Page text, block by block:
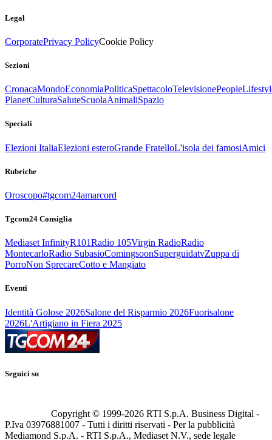
Legal
CorporatePrivacy PolicyCookie Policy
Sezioni
CronacaMondoEconomiaPoliticaSpettacoloTelevisionePeople
PlanetCulturaSaluteScuolaAnimaliSpazio
Speciali
Elezioni ItaliaElezioni esteroGrande FratelloL'isola dei famosiAmici
Rubriche
Oroscopo#tgcom24amarcord
Tgcom24 Consiglia
Mediaset InfinityR101Radio 105Virgin RadioRadio
MontecarloRadio SubasioComingsoonSuperguidatvZuppa di
PorroNon SprecareCotto e Mangiato
Eventi
Identità Golose 2026Salone del Risparmio 2026Fuorisalone
2026L'Artigiano in Fiera 2025
Seguici su
Copyright © 1999-2026 RTI S.p.A. Business Digital -
P.Iva 03976881007 - Tutti i diritti riservati - Per la pubblicità
Mediamond S.p.A. - RTI S.p.A., Mediaset N.V., sede legale